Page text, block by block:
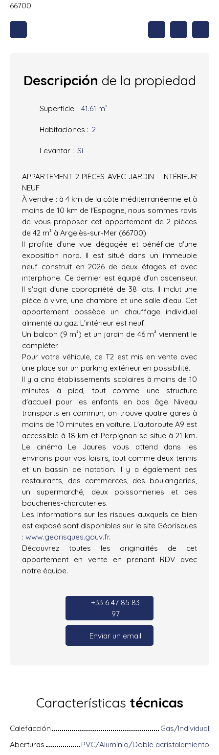
66700
Descripción de la propiedad
Superficie : 41.61 m²
Habitaciones : 2
Levantar : Sí
APPARTEMENT 2 PIÈCES AVEC JARDIN - INTÉRIEUR
NEUF
À vendre : à 4 km de la côte méditerranéenne et à
moins de 10 km de l'Espagne, nous sommes ravis
de vous proposer cet appartement de 2 pièces
de 42 m² à Argelès-sur-Mer (66700).
Il profite d'une vue dégagée et bénéficie d'une
exposition nord. Il est situé dans un immeuble
neuf construit en 2026 de deux étages et avec
interphone. Ce dernier est équipé d'un ascenseur.
Il s'agit d'une copropriété de 38 lots. Il inclut une
pièce à vivre, une chambre et une salle d'eau. Cet
appartement possède un chauffage individuel
alimenté au gaz. L'intérieur est neuf.
Un balcon (9 m²) et un jardin de 46 m² viennent le
compléter.
Pour votre véhicule, ce T2 est mis en vente avec
une place sur un parking extérieur en possibilité.
Il y a cinq établissements scolaires à moins de 10
minutes à pied, tout comme une structure
d'accueil pour les enfants en bas âge. Niveau
transports en commun, on trouve quatre gares à
moins de 10 minutes en voiture. L'autoroute A9 est
accessible à 18 km et Perpignan se situe à 21 km.
Le cinéma Le Jaures vous attend dans les
environs pour vos loisirs, tout comme deux tennis
et un bassin de natation. Il y a également des
restaurants, des commerces, des boulangeries,
un supermarché, deux poissonneries et des
boucheries-charcuteries.
Les informations sur les risques auxquels ce bien
est exposé sont disponibles sur le site Géorisques
: www.georisques.gouv.fr.
Découvrez toutes les originalités de cet
appartement en vente en prenant RDV avec
notre équipe.
+33 6 47 85 83
97
Enviar un email
Características técnicas
Calefacción
Gas/Individual
Aberturas
PVC/Aluminio/Doble acristalamiento